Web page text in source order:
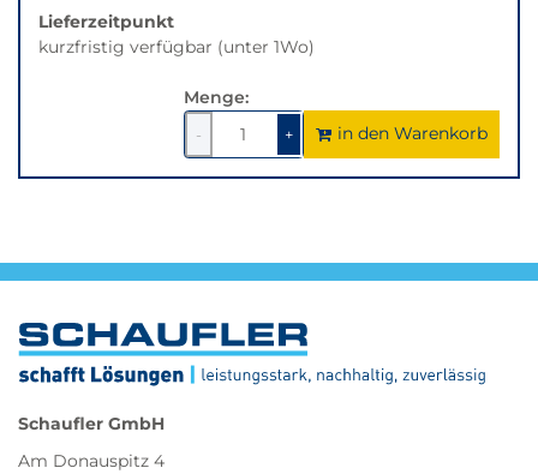
Lieferzeitpunkt
kurzfristig verfügbar (unter 1Wo)
Menge:
-
1
verringern
+1um
1
erhöhen
in den Warenkorb
Schaufler GmbH
Am Donauspitz 4